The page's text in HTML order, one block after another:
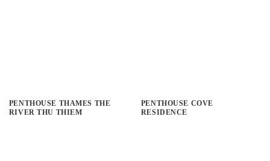
PENTHOUSE THAMES THE
RIVER THU THIEM
PENTHOUSE COVE
RESIDENCE